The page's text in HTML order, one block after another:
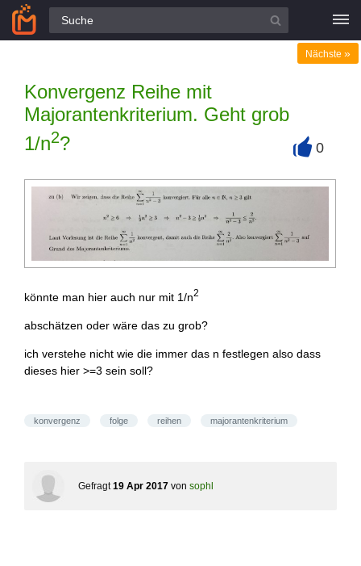
Alle Fragen
Konvergenz Reihe mit
Majorantenkriterium. Geht grob
1/n2?
Nächste »
0
könnte man hier auch nur mit 1/n2
abschätzen oder wäre das zu grob?
ich verstehe nicht wie die immer das n festlegen also dass
dieses hier >=3 sein soll?
konvergenz folge reihen majorantenkriterium
Gefragt 19 Apr 2017 von sophl